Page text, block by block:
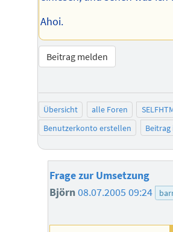
Ahoi.
Beitrag melden
Übersicht alle Foren
Benutzerkonto erstellen
Frage zur Umsetzung
Björn08.07.2005 09:24